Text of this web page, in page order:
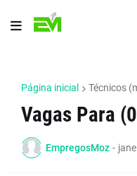
Página inicial Técnicos
Vagas Para
EmpregosMoz -